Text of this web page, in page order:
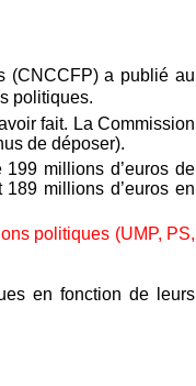
(CNCCFP) a publié au
politiques.
fait. La Commission
de déposer).
millions d’euros de
millions d’euros en
politiques (UMP, PS,
en fonction de leurs